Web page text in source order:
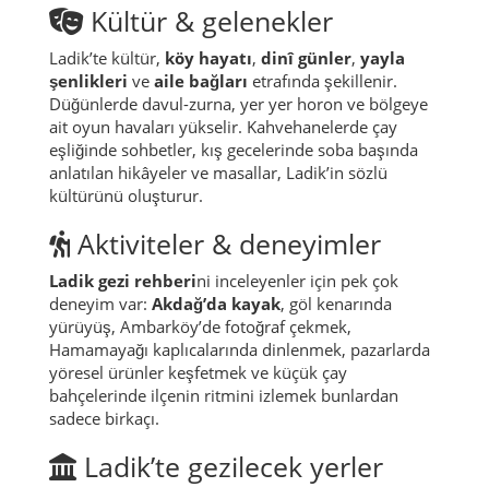
Kültür & gelenekler
Ladik’te kültür, köy hayatı, dinî günler, yayla
şenlikleri ve aile bağları etrafında şekillenir.
Düğünlerde davul-zurna, yer yer horon ve bölgeye
ait oyun havaları yükselir. Kahvehanelerde çay
eşliğinde sohbetler, kış gecelerinde soba başında
anlatılan hikâyeler ve masallar, Ladik’in sözlü
kültürünü oluşturur.
Aktiviteler & deneyimler
Ladik gezi rehberini inceleyenler için pek çok
deneyim var: Akdağ’da kayak, göl kenarında
yürüyüş, Ambarköy’de fotoğraf çekmek,
Hamamayağı kaplıcalarında dinlenmek, pazarlarda
yöresel ürünler keşfetmek ve küçük çay
bahçelerinde ilçenin ritmini izlemek bunlardan
sadece birkaçı.
Ladik’te gezilecek yerler